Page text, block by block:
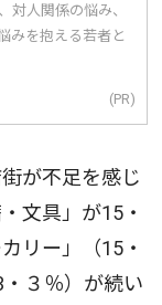
対人関係の悩み、
みを抱える若者と
(PR)
が不足を感じ
文具」が15・
リー」（15・
３％）が続い